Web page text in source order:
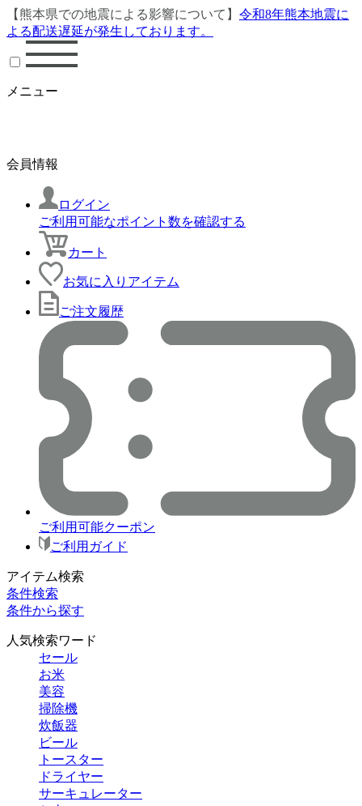
【熊本県での地震による影響について】 令和8年熊本地震に
よる配送遅延が発生しております。
メニュー
会員情報
ログイン
ご利用可能なポイント数を確認する
カート
お気に入りアイテム
ご注文履歴
ご利用可能クーポン
ご利用ガイド
アイテム検索
条件検索
条件から探す
人気検索ワード
セール
お米
美容
掃除機
炊飯器
ビール
トースター
ドライヤー
サーキュレーター